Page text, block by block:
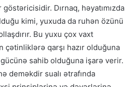
göstəricisidir. Dırnaq, həyatımızda
kimi, yuxuda da ruhən özünü
Bu yuxu çox vaxt
çətinliklərə qarşı hazır olduğuna
sahib olduğuna işarə verir.
deməkdir sualı ətrafında